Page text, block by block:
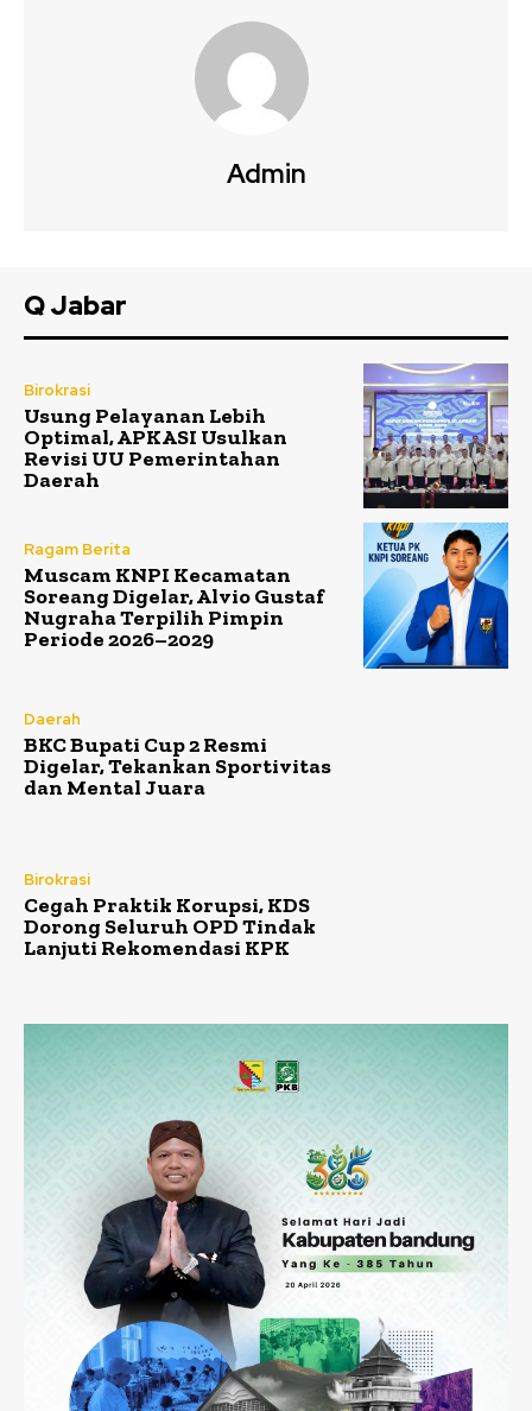
Admin
Q Jabar
Birokrasi
Usung Pelayanan Lebih
Optimal, APKASI Usulkan
Revisi UU Pemerintahan
Daerah
Ragam Berita
Muscam KNPI Kecamatan
Soreang Digelar, Alvio Gustaf
Nugraha Terpilih Pimpin
Periode 2026–2029
Daerah
BKC Bupati Cup 2 Resmi
Digelar, Tekankan Sportivitas
dan Mental Juara
Birokrasi
Cegah Praktik Korupsi, KDS
Dorong Seluruh OPD Tindak
Lanjuti Rekomendasi KPK